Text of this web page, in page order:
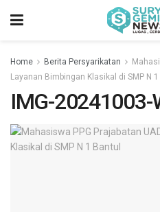
Home Berita Persyarikatan
Layanan Bimbingan Klasikal di SMP N 1
IMG-20241003-